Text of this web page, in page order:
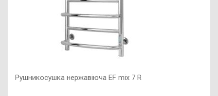
Рушникосушка нержавіюча EF mix 7 R